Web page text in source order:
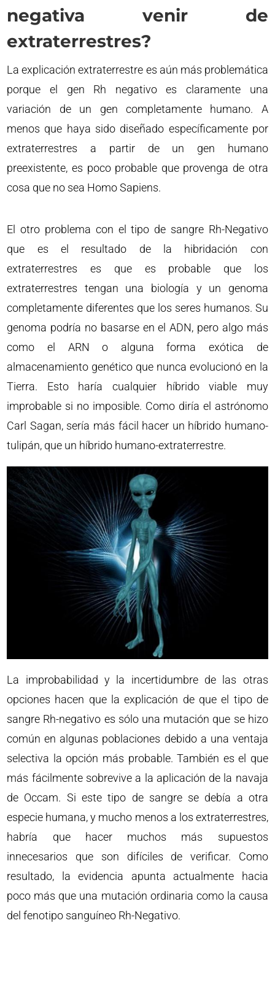
negativa venir de
extraterrestres?
La explicación extraterrestre es aún más problemática
porque el gen Rh negativo es claramente una
variación de un gen completamente humano. A
menos que haya sido diseñado específicamente por
extraterrestres a partir de un gen humano
preexistente, es poco probable que provenga de otra
cosa que no sea Homo Sapiens.
El otro problema con el tipo de sangre Rh-Negativo
que es el resultado de la hibridación con
extraterrestres es que es probable que los
extraterrestres tengan una biología y un genoma
completamente diferentes que los seres humanos. Su
genoma podría no basarse en el ADN, pero algo más
como el ARN o alguna forma exótica de
almacenamiento genético que nunca evolucionó en la
Tierra. Esto haría cualquier híbrido viable muy
improbable si no imposible. Como diría el astrónomo
Carl Sagan, sería más fácil hacer un híbrido humano-
tulipán, que un híbrido humano-extraterrestre.
La improbabilidad y la incertidumbre de las otras
opciones hacen que la explicación de que el tipo de
sangre Rh-negativo es sólo una mutación que se hizo
común en algunas poblaciones debido a una ventaja
selectiva la opción más probable. También es el que
más fácilmente sobrevive a la aplicación de la navaja
de Occam. Si este tipo de sangre se debía a otra
especie humana, y mucho menos a los extraterrestres,
habría que hacer muchos más supuestos
innecesarios que son difíciles de verificar. Como
resultado, la evidencia apunta actualmente hacia
poco más que una mutación ordinaria como la causa
del fenotipo sanguíneo Rh-Negativo.